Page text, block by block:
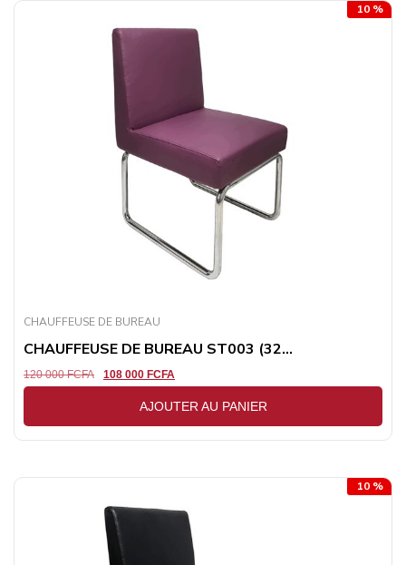
10 %
CHAUFFEUSE DE BUREAU
CHAUFFEUSE DE BUREAU ST003 (32...
120 000FCFA 108 000 FCFA
AJOUTER AU PANIER
10 %